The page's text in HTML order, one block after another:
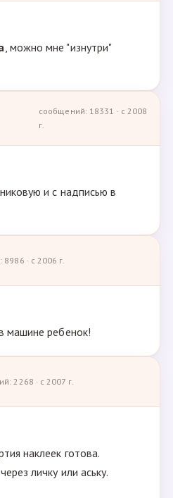
, можно мне "изнутри"
сообщений: 18331 · с 2008
г.
и с надписью в
· с 2006 г.
машине ребенок!
2268 · с 2007 г.
наклеек готова.
личку или аську.